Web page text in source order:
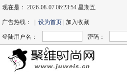
现在是：2026-08-07 06:23:54 星期五
广告热线： |设为首页 | 加入收藏
登陆用户名： 密码：